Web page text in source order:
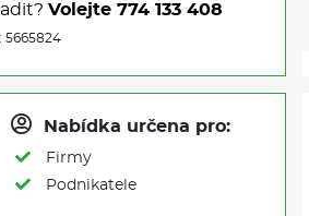
Volejte 774 133 408
5665824
Nabídka určena pro:
Firmy
Podnikatele